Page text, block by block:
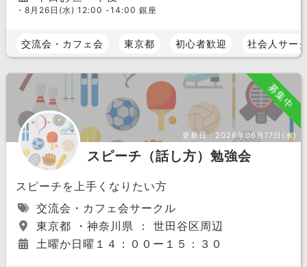
・8月26日(水) 12:00 -14:00 銀座
交流会・カフェ会 東京都 初心者歓迎 社会人サー
募集中
更新日： 2026年06月17日(水)
スピーチ（話し方）勉強会
スピーチを上手くなりたい方
交流会・カフェ会サークル
東京都 ・神奈川県 ： 世田谷区周辺
土曜か日曜１４：００ー１５：３０